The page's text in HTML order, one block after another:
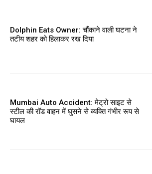
Dolphin Eats Owner: चौंकाने वाली घटना ने
तटीय शहर को हिलाकर रख दिया
Mumbai Auto Accident: मेट्रो साइट से
स्टील की रॉड वाहन में घुसने से व्यक्ति गंभीर रूप से
घायल